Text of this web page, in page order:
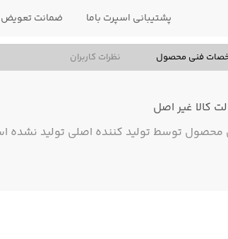
پشتیبانی اسپرت باما ضمانت تعویض
فنی محصول نظرات کاربران
کالا غیر اصل
محصول توسط تولید کننده اصلی تولید نشده